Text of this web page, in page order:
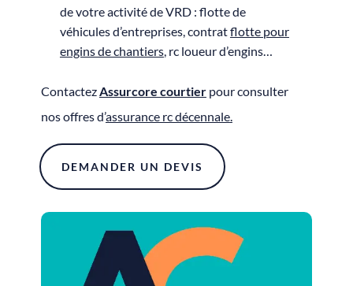
de votre activité de VRD : flotte de
véhicules d’entreprises, contratflotte pour
engins de chantiers, rc loueur d’engins…
ContactezAssurcore courtierpour consulter
nos offres d’assurance rc décennale.
DEMANDER UN DEVIS